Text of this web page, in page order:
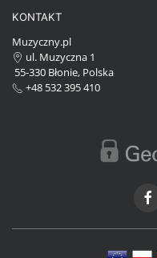
KONTAKT
Muzyczny.pl
ul. Muzyczna 1
55-330 Błonie, Polska
+48 532 395 410